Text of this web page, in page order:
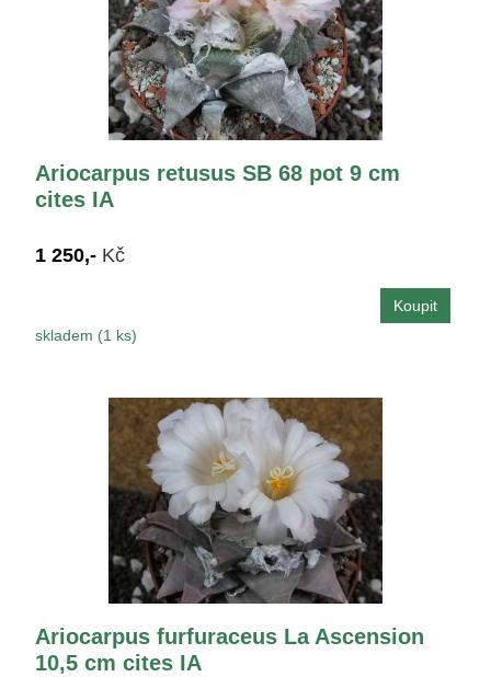
Ariocarpus retusus SB 68 pot 9 cm
cites IA
1 250,- Kč
skladem (1 ks)
Ariocarpus furfuraceus La Ascension
10,5 cm cites IA